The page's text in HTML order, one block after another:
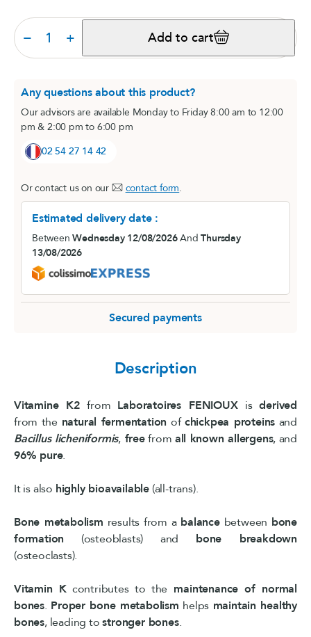
− + Add to cart
Any questions about this product?
Our advisors are available Monday to Friday 8:00 am to 12:00
pm & 2:00 pm to 6:00 pm
02 54 27 14 42
Or contact us on our contact form.
Estimated delivery date :
BetweenWednesday 12/08/2026AndThursday
13/08/2026
Secured payments
Description
Vitamine K2 from Laboratoires FENIOUXisderived
from the natural fermentation ofchickpea proteins and
Bacillus licheniformis, freefrom all known allergens, and
96% pure.
It is also highly bioavailable (all-trans).
Bone metabolism results from a balancebetween bone
formation (osteoblasts) and bone breakdown
(osteoclasts).
Vitamin Kcontributes to the maintenance of normal
bones. Proper bone metabolism helps maintain healthy
bones, leading tostronger bones.